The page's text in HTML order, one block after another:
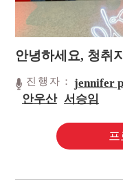
안녕하세요, 청취
진행자： jennifer
안우산 서승임
프